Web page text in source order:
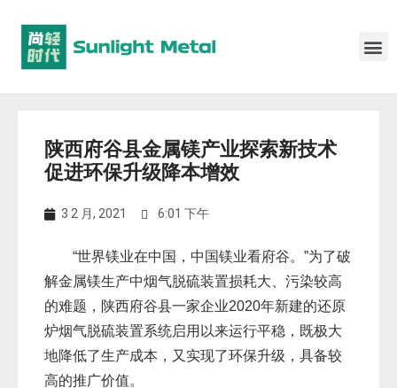
陕西府谷县金属镁产业探索新技术
促进环保升级降本增效
3 2 月, 2021 6:01 下午
“世界镁业在中国，中国镁业看府谷。”为了破
解金属镁生产中烟气脱硫装置损耗大、污染较高
的难题，陕西府谷县一家企业2020年新建的还原
炉烟气脱硫装置系统启用以来运行平稳，既极大
地降低了生产成本，又实现了环保升级，具备较
高的推广价值。